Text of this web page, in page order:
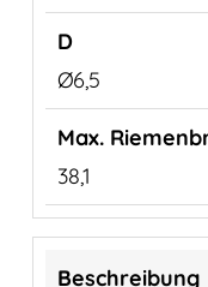
Ø6,5
38,1